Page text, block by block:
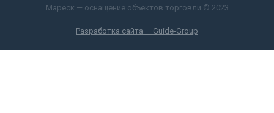
Мареск — оснащение объектов торговли © 2023
Разработка сайта — Guide-Group